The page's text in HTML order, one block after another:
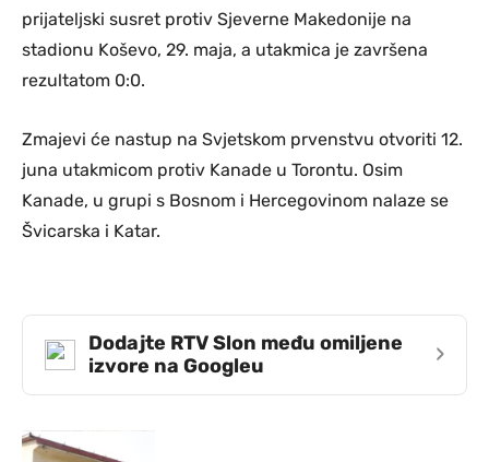
prijateljski susret protiv Sjeverne Makedonije na
stadionu Koševo, 29. maja, a utakmica je završena
rezultatom 0:0.
Zmajevi će nastup na Svjetskom prvenstvu otvoriti 12.
juna utakmicom protiv Kanade u Torontu. Osim
Kanade, u grupi s Bosnom i Hercegovinom nalaze se
Švicarska i Katar.
Dodajte RTV Slon među omiljene
izvore na Googleu
›